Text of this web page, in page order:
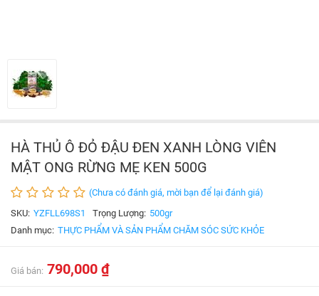
HÀ THỦ Ô ĐỎ ĐẬU ĐEN XANH LÒNG VIÊN
MẬT ONG RỪNG MẸ KEN 500G
(Chưa có đánh giá, mời bạn để lại đánh giá)
SKU: YZFLL698S1 Trọng Lượng: 500gr
Danh mục: THỰC PHẨM VÀ SẢN PHẨM CHĂM SÓC SỨC KHỎE
Giá bán: 790,000 ₫